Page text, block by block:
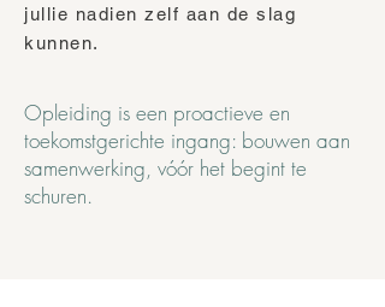
jullie nadien zelf aan de slag
kunnen.
Opleiding is een proactieve en
toekomstgerichte ingang: bouwen aan
samenwerking, vóór het begint te
schuren.